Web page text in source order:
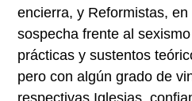
encierra, y Reformistas,
sospecha frente al
prácticas y sustentos
pero con algún grado de
respectivas Iglesias,